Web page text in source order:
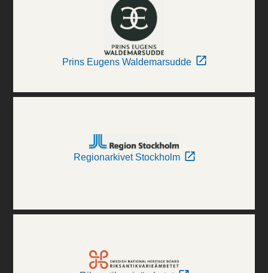
Prins Eugens Waldemarsudde
Regionarkivet Stockholm